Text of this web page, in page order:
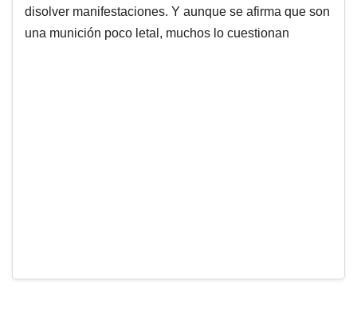
disolver manifestaciones. Y aunque se afirma que son
una munición poco letal, muchos lo cuestionan